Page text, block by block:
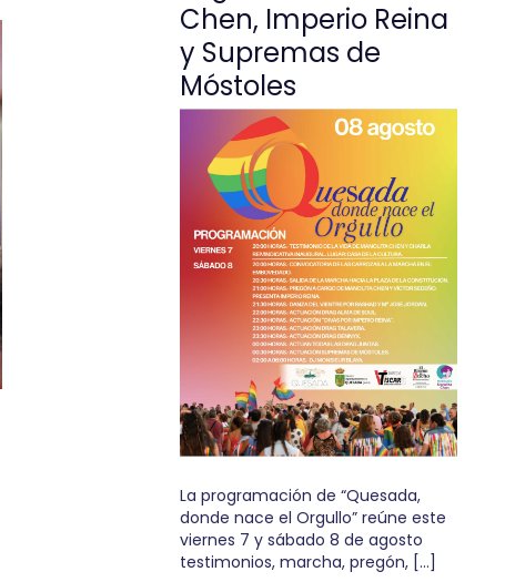
Chen, Imperio Reina
y Supremas de
Móstoles
La programación de “Quesada,
donde nace el Orgullo” reúne este
viernes 7 y sábado 8 de agosto
testimonios, marcha, pregón, […]